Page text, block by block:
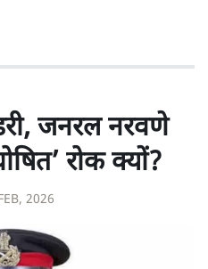
जनरल नरवणे
रोक क्यों?
2026